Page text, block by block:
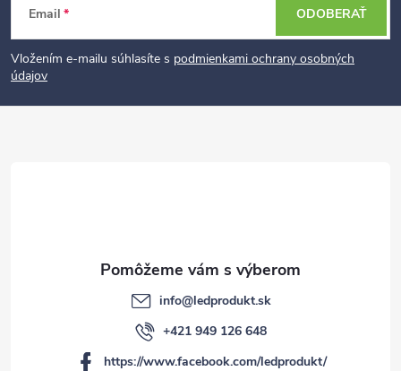
t
Email
Vložením e-mailu súhlasíte s podmienkami ochrany osobných
údajov
ODOBERAŤ
info@ledprodukt.sk
+421 949 126 648
https://www.facebook.com/ledprodukt/